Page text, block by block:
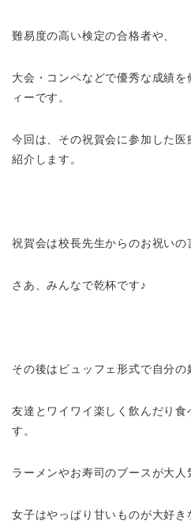
難易度の高い検定の合格者や、
大会・コンペなどで優秀な成績
ィーです。
今回は、その祝賀会に参加した
紹介します。
祝賀会は校長先生からのお祝いの
さあ、みんなで乾杯です♪
その後はビュッフェ形式で自分の
友達とワイワイ楽しく飲んだり
す。
ラーメンやお寿司のブースが大人
女子はやっぱり甘いものが大好き